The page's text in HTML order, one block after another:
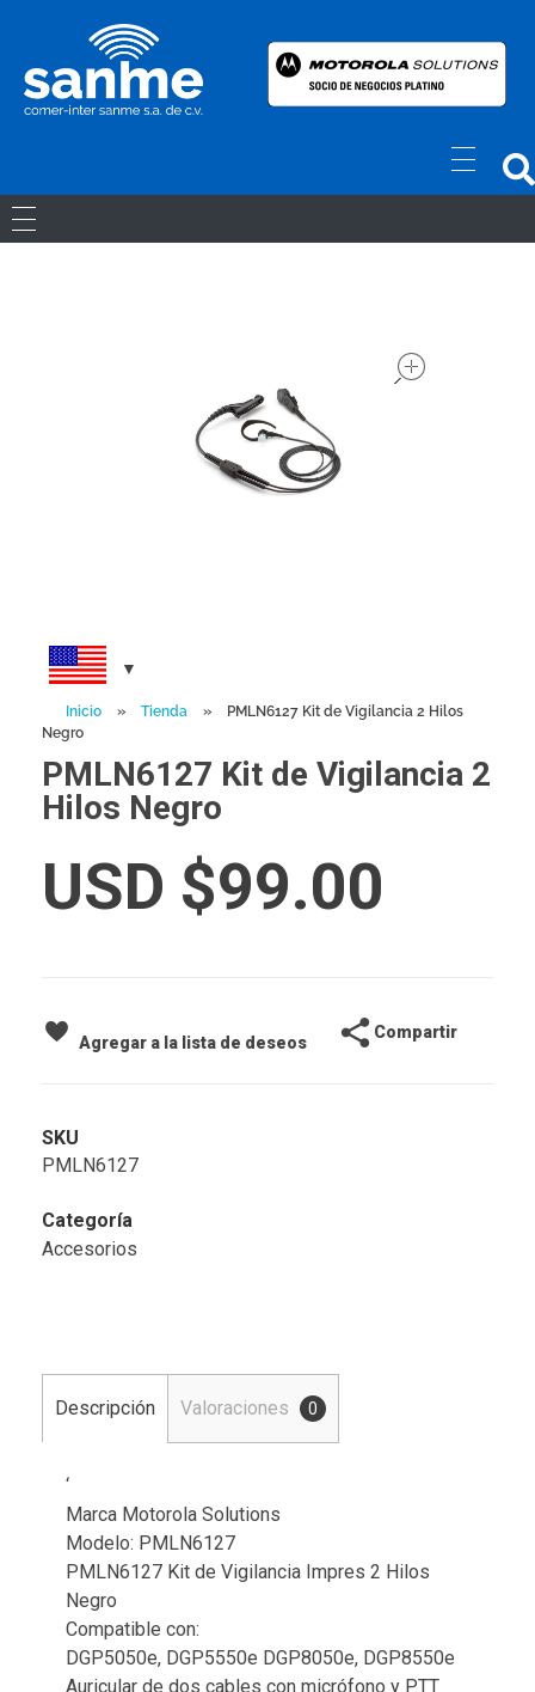
Movil Digital
REPETIDORES DIGITALES
ACCESORIOS
Inicio » Tienda »
PMLN6127 Kit de Vigilancia 2 Hilos
Negro
PMLN6127 Kit de Vigilancia 2
Hilos Negro
USD $99.00
Agregar a la lista de deseos
Compartir
SKU
PMLN6127
Categoría
Accesorios
Descripción Valoraciones 0
‘
Marca Motorola Solutions
Modelo: PMLN6127
PMLN6127 Kit de Vigilancia Impres 2 Hilos
Negro
Compatible con:
DGP5050e, DGP5550e DGP8050e, DGP8550e
Auricular de dos cables con micrófono y PTT